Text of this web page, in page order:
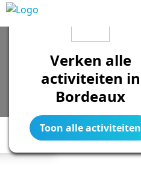
Legend
Verken alle
activiteiten in
Bordeaux
Toon alle activiteiten